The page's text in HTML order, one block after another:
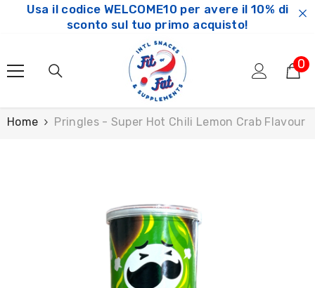
SKIP TO CONTENT
Usa il codice WELCOME10 per avere il 10% di
sconto sul tuo primo acquisto!
00
Home Pringles - Super Hot Chili Lemon Crab